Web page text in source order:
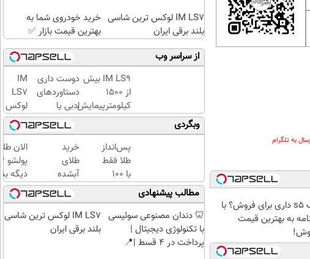
به تلگرام
جک s5 داری برای فروش؟ با
به بهترین قیمت
IM LS7 لوکس ترین شاسی
بلند برقی ایران
خرید خودروی شما به
بهترین قیمت بازار ✅
از سراسر وب
IM LS9 بیش
از 1500
کیلومترپیمایش
با یکبار شارژ
دوست داری
دستاوردهای
ادبی یا
علمی خود را
فوری به
کتاب تبدیل
کنی؟
IM
LS7
لوکس
ترین
شاسی
بلند
برقی
ایران
وبگردی
پس‌انداز
طلا فقط
با ۱۰۰
هزارتومان
(امن و
راحت)
خرید
طلای
آبشده
حتی با
۱۰۰هزارتومان
الان
دیگه
طلا با
بی‌بهره
مطالب پیشنهادی
🦷 دندان مصنوعی سوئیسی
با تکنولوژی دیجیتال |
پرداخت در 4 قسط |📍
IM LS7 لوکس ترین شاسی
بلند برقی ایران